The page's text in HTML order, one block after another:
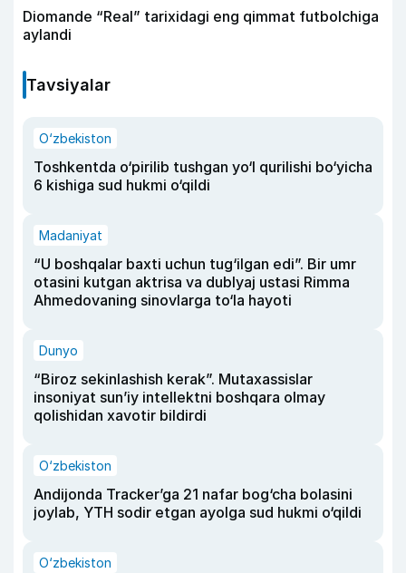
Diomande “Real” tarixidagi eng qimmat futbolchiga
aylandi
Tavsiyalar
O‘zbekiston
Toshkentda o‘pirilib tushgan yo‘l qurilishi bo‘yicha
6 kishiga sud hukmi o‘qildi
Madaniyat
“U boshqalar baxti uchun tug‘ilgan edi”. Bir umr
otasini kutgan aktrisa va dublyaj ustasi Rimma
Ahmedovaning sinovlarga to‘la hayoti
Dunyo
“Biroz sekinlashish kerak”. Mutaxassislar
insoniyat sun’iy intellektni boshqara olmay
qolishidan xavotir bildirdi
O‘zbekiston
Andijonda Tracker’ga 21 nafar bog‘cha bolasini
joylab, YTH sodir etgan ayolga sud hukmi o‘qildi
O‘zbekiston